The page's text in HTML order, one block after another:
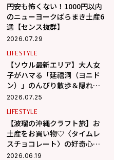
円安も怖くない！1000円以内
のニューヨークばらまき土産6
選【センス抜群】
2026.07.29
LIFESTYLE
【ソウル最新エリア】大人女
子がハマる「延禧洞（ヨニド
ン）」のんびり散歩＆隠れ家
カフェ巡り
2026.07.25
LIFESTYLE
【波瑠の沖縄クラフト旅】お
土産をお買い物♡〈タイムレ
スチョコレート〉の好奇心を
刺激するチョコに夢中！
2026.06.19